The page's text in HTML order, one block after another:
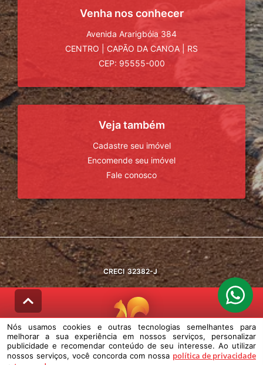
Venha nos conhecer
Avenida Ararigbóia 384
CENTRO
CAPÃO DA CANOA
RS
CEP: 95555-000
Veja também
Cadastre seu imóvel
Encomende seu imóvel
Fale conosco
CRECI 32382-J
© DESENVOLVIDO PELAAGIL.NET
Nós usamos cookies e outras tecnologias semelhantes para melhorar a
Nós usamos cookies e outras tecnologias semelhantes para
melhorar a sua experiência em nossos serviços, personalizar
publicidade e recomendar conteúdo de seu interesse. Ao utilizar
nossos serviços, você concorda com nossa política de privacidade